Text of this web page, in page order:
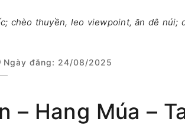
chèo thuyền, leo viewpoint, ăn dê núi;
Ngày đăng: 24/08/2025
– Hang Múa –